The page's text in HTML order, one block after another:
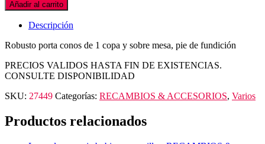
Añadir al carrito
Descripción
Robusto porta conos de 1 copa y sobre mesa, pie de fundición
PRECIOS VALIDOS HASTA FIN DE EXISTENCIAS.
CONSULTE DISPONIBILIDAD
SKU: 27449 Categorías: RECAMBIOS & ACCESORIOS, Varios
Productos relacionados